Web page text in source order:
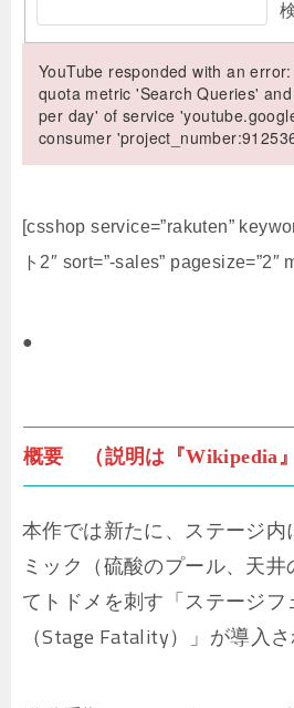
YouTube responded with an
quota metric 'Search Queries'
per day' of service
consumer
[csshop service=”rakuten”
ト2″ sort=”-sales” pagesize=”2″
●
概要 （説明は『Wikipedia』
本作では新たに、ステージ
ミック（硫酸のプール、天
てトドメを刺す「ステージフ
（Stage Fatality）」が導入さ